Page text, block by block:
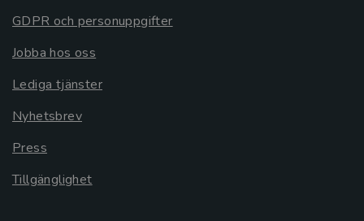
GDPR och personuppgifter
Jobba hos oss
Lediga tjänster
Nyhetsbrev
Press
Tillgänglighet